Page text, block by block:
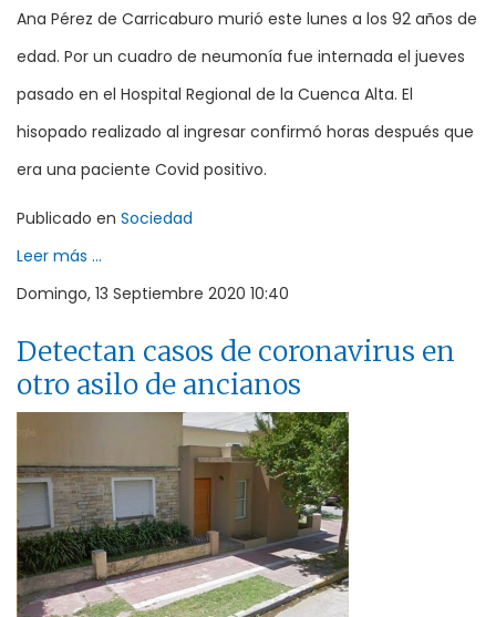
Ana Pérez de Carricaburo murió este lunes a los 92 años de
edad. Por un cuadro de neumonía fue internada el jueves
pasado en el Hospital Regional de la Cuenca Alta. El
hisopado realizado al ingresar confirmó horas después que
era una paciente Covid positivo.
Publicado en Sociedad
Leer más ...
Domingo, 13 Septiembre 2020 10:40
Detectan casos de coronavirus en
otro asilo de ancianos